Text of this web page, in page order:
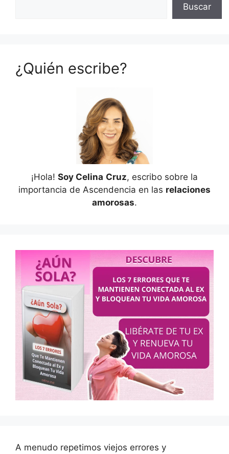
Buscar
¿Quién escribe?
¡Hola! Soy Celina Cruz, escribo sobre la
importancia de Ascendencia en las relaciones
amorosas.
A menudo repetimos viejos errores y